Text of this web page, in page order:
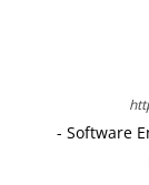
- Software